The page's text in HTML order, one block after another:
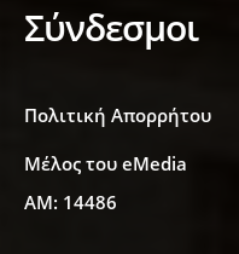
Σύνδεσμοι
Πολιτική Απορρήτου
Μέλος του eMedia
ΑΜ: 14486